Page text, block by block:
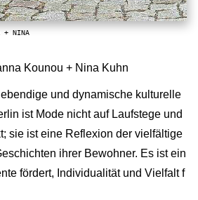
+ NINA
Kounou + Nina Kuhn
und dynamische kulturelle
ist Mode nicht auf Laufstege und
sie ist eine Reflexion der vielfältige
ihrer Bewohner. Es ist ein
fördert, Individualität und Vielfalt f